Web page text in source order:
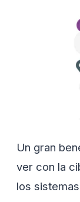
Un gran
ver con la
los